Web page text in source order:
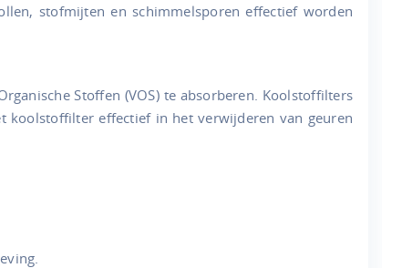
stofmijten en schimmelsporen effectief worden
Stoffen (VOS) te absorberen. Koolstoffilters
koolstoffilter effectief in het verwijderen van geuren